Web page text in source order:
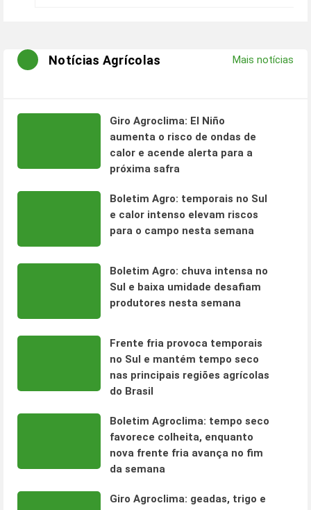
Notícias Agrícolas Mais notícias
Giro Agroclima: El Niño
aumenta o risco de ondas de
calor e acende alerta para a
próxima safra
Boletim Agro: temporais no Sul
e calor intenso elevam riscos
para o campo nesta semana
Boletim Agro: chuva intensa no
Sul e baixa umidade desafiam
produtores nesta semana
Frente fria provoca temporais
no Sul e mantém tempo seco
nas principais regiões agrícolas
do Brasil
Boletim Agroclima: tempo seco
favorece colheita, enquanto
nova frente fria avança no fim
da semana
Giro Agroclima: geadas, trigo e